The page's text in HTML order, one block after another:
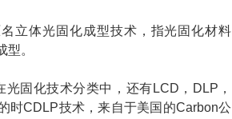
立体光固化成型技术，指光固化材料
。
固化技术分类中，还有LCD，DLP，
时CDLP技术，来自于美国的Carbon公